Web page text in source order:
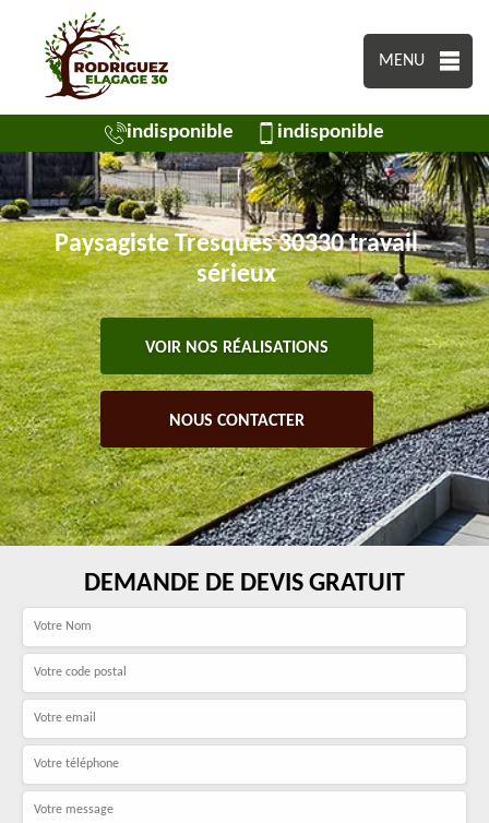
MENU
indisponible indisponible
Paysagiste Tresques 30330 travail
sérieux
VOIR NOS RÉALISATIONS
NOUS CONTACTER
DEMANDE DE DEVIS GRATUIT